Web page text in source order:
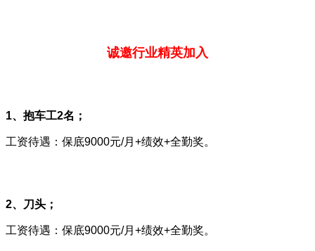
诚邀行业精英加入
1、抱车工2名；
工资待遇：保底9000元/月+绩效+全勤奖。
2、刀头；
工资待遇：保底9000元/月+绩效+全勤奖。